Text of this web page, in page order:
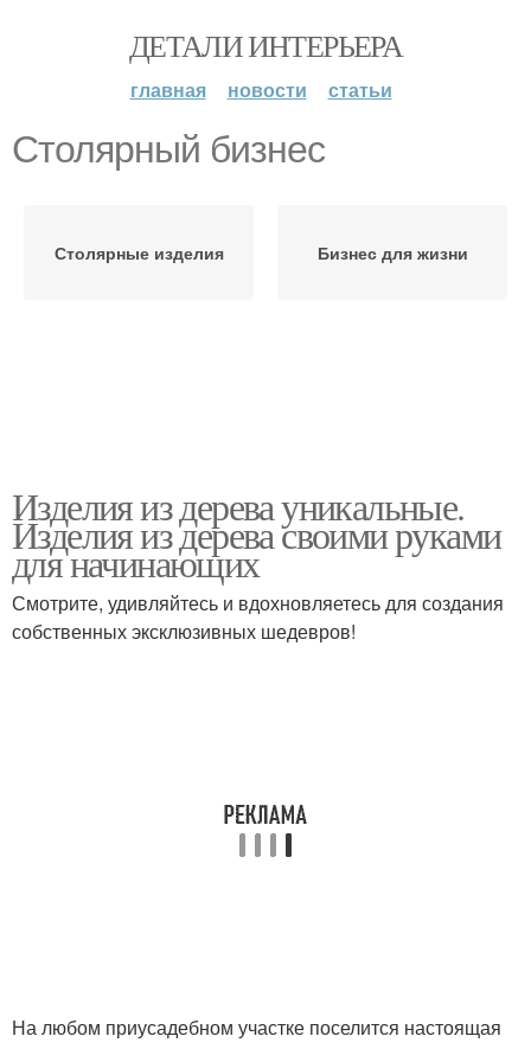
ДЕТАЛИ ИНТЕРЬЕРА
главная новости статьи
Столярный бизнес
Столярные изделия Бизнес для жизни
Изделия из дерева уникальные.
Изделия из дерева своими руками
для начинающих
Смотрите, удивляйтесь и вдохновляетесь для создания
собственных эксклюзивных шедевров!
На любом приусадебном участке поселится настоящая